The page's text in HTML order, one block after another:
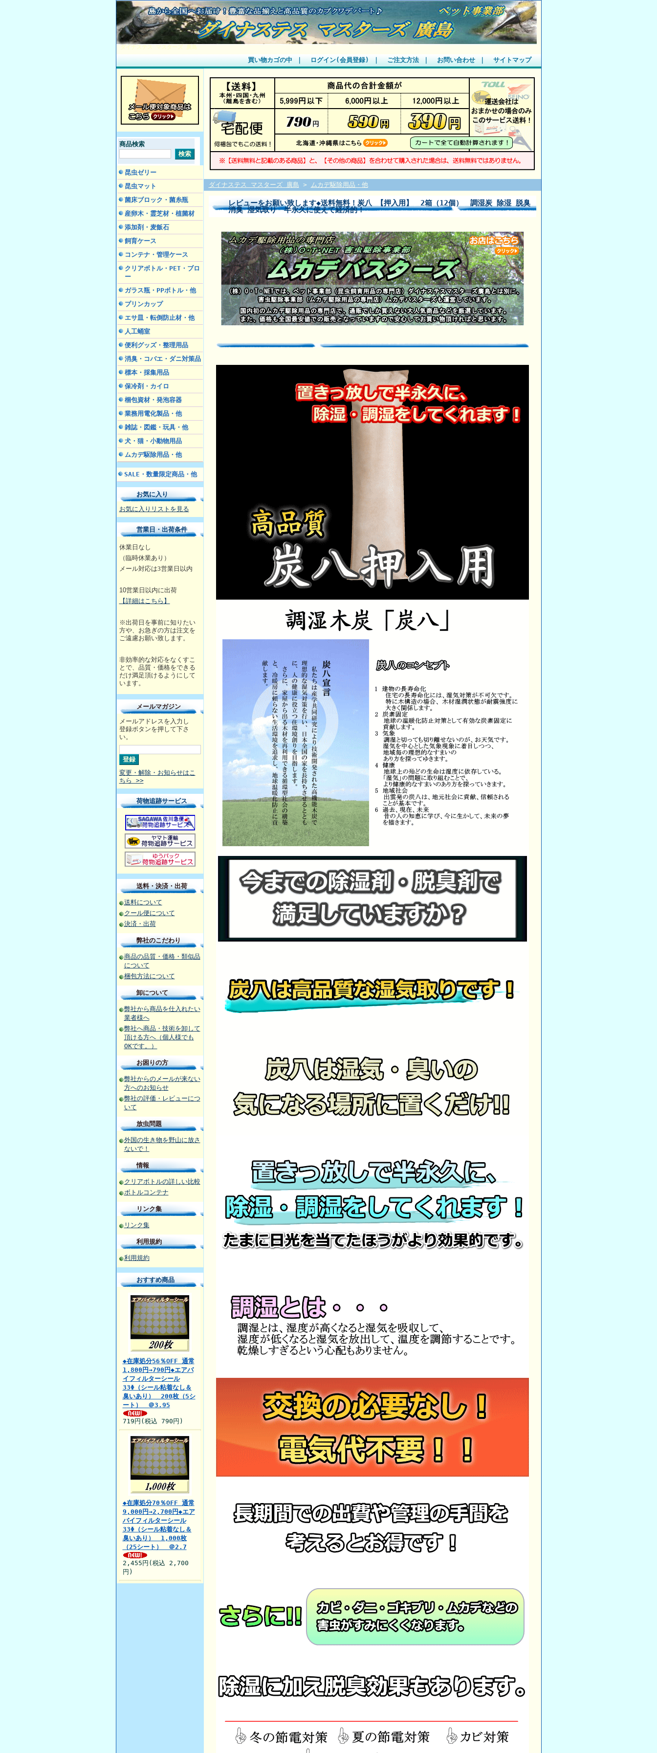
ダイナステス マスターズ 廣島
買い物カゴの中 ログイン(会員登録) ご注文方法｜ お問い合わせ｜ サイトマップ
商品検索
昆虫ゼリー
昆虫マット
菌床ブロック・菌糸瓶
産卵木・霊芝材・植菌材
添加剤・麦飯石
飼育ケース
コンテナ・管理ケース
クリアボトル・PET・ブロ
ー
ガラス瓶・PPボトル・他
プリンカップ
エサ皿・転倒防止材・他
人工蛹室
便利グッズ・整理用品
消臭・コバエ・ダニ対策品
標本・採集用品
保冷剤・カイロ
梱包資材・発泡容器
業務用電化製品・他
雑誌・図鑑・玩具・他
犬・猫・小動物用品
ムカデ駆除用品・他
SALE・数量限定商品・他
お気に入り
お気に入りリストを見る
営業日・出荷条件
休業日なし
（臨時休業あり）
メール対応は3営業日 以内
10営業日以内に出荷
【詳細はこちら】
※出荷日を事前に知りたい
方や、お急ぎの方は注文を
ご遠慮お願い致します。
非効率的な対応をなくすこ
とで、品質・価格をできる
だけ満足頂けるようにして
います。
メールマガジン
メールアドレスを入力し
登録ボタンを押して下さ
い。
変更・解除・お知らせはこ
ちら >>
荷物追跡サービス
送料・決済・出荷
送料について
クール便について
決済・出荷
弊社のこだわり
商品の品質・価格・類似品
について
梱包方法について
卸について
弊社から商品を仕入れたい
業者様へ
弊社へ商品・技術を卸して
頂ける方へ（個人様でも
OKです。）
お困りの方
弊社からのメールが来ない
方へのお知らせ
弊社の評価・レビューにつ
いて
放虫問題
外国の生き物を野山に放さ
ないで！
情報
クリアボトルの詳しい比較
ボトルコンテナ
リンク集
リンク集
利用規約
利用規約
おすすめ商品
◆在庫処分56％OFF 通常
1,800円→790円◆エアバ
イフィルターシール
33Φ（シール粘着なし＆
臭いあり） 200枚（5シ
ート） ＠3.95
719円(税込 790円)
◆在庫処分70％OFF 通常
9,000円→2,700円◆エア
バイフィルターシール
33Φ（シール粘着なし＆
臭いあり） 1,000枚
（25シート） ＠2.7
2,455円(税込 2,700
円)
ダイナステス マスターズ 廣島 > ムカデ駆除用品・他
レビューをお願い致します◆送料無料！炭八 【押入用】 2箱（12個） 調湿炭 除湿 脱臭
消臭 湿気取り 半永久に使えて経済的！